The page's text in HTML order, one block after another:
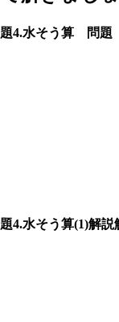
題4.水そう算 問題
4.水そう算(1)解説